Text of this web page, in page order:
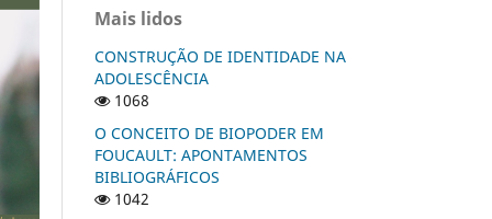
Mais lidos
CONSTRUÇÃO DE IDENTIDADE NA
ADOLESCÊNCIA
1068
O CONCEITO DE BIOPODER EM
FOUCAULT: APONTAMENTOS
BIBLIOGRÁFICOS
1042